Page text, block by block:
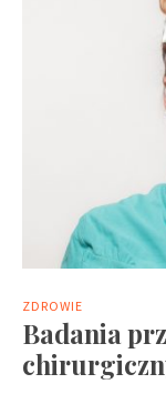
ZDROWIE
Badania